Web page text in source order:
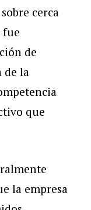
cerca
fue
de
de la
que
la empresa